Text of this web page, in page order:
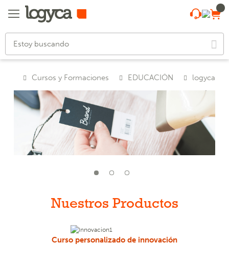
logyca
EDUCACIÓN
Cursos y Formaciones
Nuestros Productos
Curso personalizado de innovación